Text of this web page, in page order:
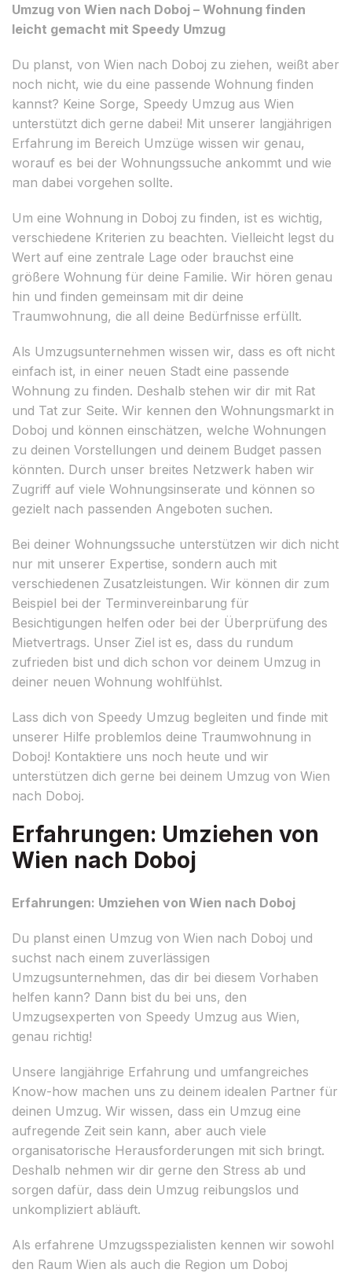
Umzug von Wien nach Doboj – Wohnung finden
leicht gemacht mit Speedy Umzug
Du planst, von Wien nach Doboj zu ziehen, weißt aber
noch nicht, wie du eine passende Wohnung finden
kannst? Keine Sorge, Speedy Umzug aus Wien
unterstützt dich gerne dabei! Mit unserer langjährigen
Erfahrung im Bereich Umzüge wissen wir genau,
worauf es bei der Wohnungssuche ankommt und wie
man dabei vorgehen sollte.
Um eine Wohnung in Doboj zu finden, ist es wichtig,
verschiedene Kriterien zu beachten. Vielleicht legst du
Wert auf eine zentrale Lage oder brauchst eine
größere Wohnung für deine Familie. Wir hören genau
hin und finden gemeinsam mit dir deine
Traumwohnung, die all deine Bedürfnisse erfüllt.
Als Umzugsunternehmen wissen wir, dass es oft nicht
einfach ist, in einer neuen Stadt eine passende
Wohnung zu finden. Deshalb stehen wir dir mit Rat
und Tat zur Seite. Wir kennen den Wohnungsmarkt in
Doboj und können einschätzen, welche Wohnungen
zu deinen Vorstellungen und deinem Budget passen
könnten. Durch unser breites Netzwerk haben wir
Zugriff auf viele Wohnungsinserate und können so
gezielt nach passenden Angeboten suchen.
Bei deiner Wohnungssuche unterstützen wir dich nicht
nur mit unserer Expertise, sondern auch mit
verschiedenen Zusatzleistungen. Wir können dir zum
Beispiel bei der Terminvereinbarung für
Besichtigungen helfen oder bei der Überprüfung des
Mietvertrags. Unser Ziel ist es, dass du rundum
zufrieden bist und dich schon vor deinem Umzug in
deiner neuen Wohnung wohlfühlst.
Lass dich von Speedy Umzug begleiten und finde mit
unserer Hilfe problemlos deine Traumwohnung in
Doboj! Kontaktiere uns noch heute und wir
unterstützen dich gerne bei deinem Umzug von Wien
nach Doboj.
Erfahrungen: Umziehen von
Wien nach Doboj
Erfahrungen: Umziehen von Wien nach Doboj
Du planst einen Umzug von Wien nach Doboj und
suchst nach einem zuverlässigen
Umzugsunternehmen, das dir bei diesem Vorhaben
helfen kann? Dann bist du bei uns, den
Umzugsexperten von Speedy Umzug aus Wien,
genau richtig!
Unsere langjährige Erfahrung und umfangreiches
Know-how machen uns zu deinem idealen Partner für
deinen Umzug. Wir wissen, dass ein Umzug eine
aufregende Zeit sein kann, aber auch viele
organisatorische Herausforderungen mit sich bringt.
Deshalb nehmen wir dir gerne den Stress ab und
sorgen dafür, dass dein Umzug reibungslos und
unkompliziert abläuft.
Als erfahrene Umzugsspezialisten kennen wir sowohl
den Raum Wien als auch die Region um Doboj